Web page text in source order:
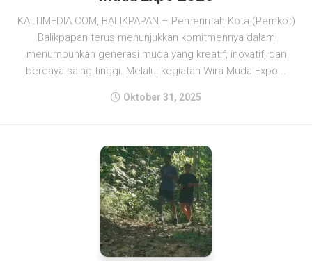
KALTIMEDIA.COM, BALIKPAPAN – Pemerintah Kota (Pemkot)
Balikpapan terus menunjukkan komitmennya dalam
menumbuhkan generasi muda yang kreatif, inovatif, dan
berdaya saing tinggi. Melalui kegiatan Wira Muda Expo...
Oktober 31, 2025